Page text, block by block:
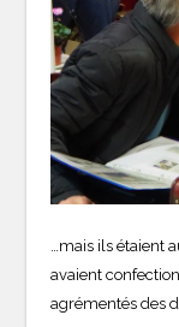
…mais ils étaient
avaient
agrémentés des